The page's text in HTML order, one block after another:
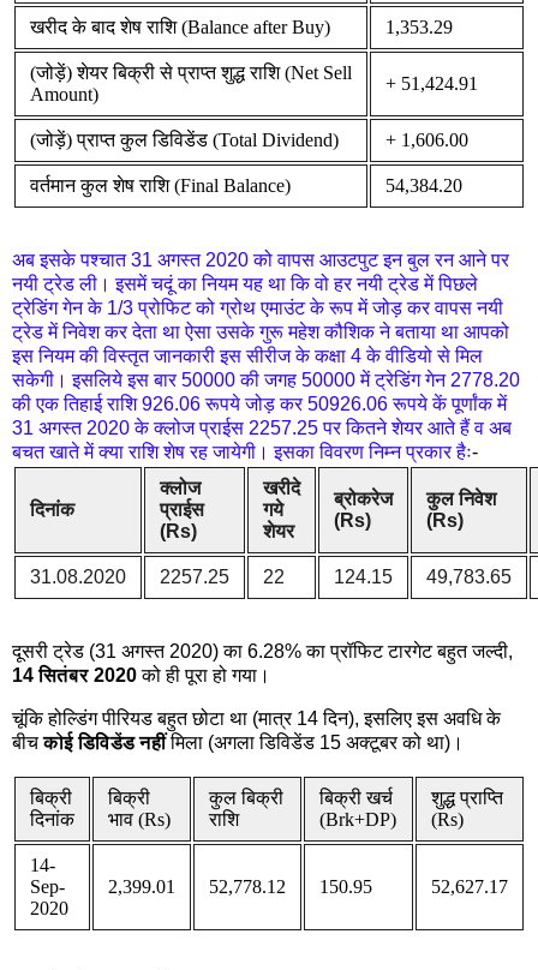
खरीद के बाद शेष राशि (Balance after Buy) 1,353.29
(जोड़ें) शेयर बिक्री से प्राप्त शुद्ध राशि (Net Sell
Amount)
+ 51,424.91
(जोड़ें) प्राप्त कुल डिविडेंड (Total Dividend) + 1,606.00
वर्तमान कुल शेष राशि (Final Balance) 54,384.20
अब इसके पश्चात 31 अगस्त 2020 को वापस आउटपुट इन बुल रन आने पर
नयी ट्रेड ली। इसमें चदूं का नियम यह था कि वो हर नयी ट्रेड में पिछले
ट्रेडिंग गेन के 1/3 प्रोफिट को ग्रोथ एमाउंट के रूप में जोड़ कर वापस नयी
ट्रेड में निवेश कर देता था ऐसा उसके गुरू महेश कौशिक ने बताया था आपको
इस नियम की विस्तृत जानकारी इस सीरीज के कक्षा 4 के वीडियो से मिल
सकेगी। इसलिये इस बार 50000 की जगह 50000 में ट्रेडिंग गेन 2778.20
की एक तिहाई राशि 926.06 रूपये जोड़ कर 50926.06 रूपये कें पूर्णांक में
31 अगस्त 2020 के क्लोज प्राईस 2257.25 पर कितने शेयर आते हैं व अब
बचत खाते में क्या राशि शेष रह जायेगी। इसका विवरण निम्न प्रकार हैः-
दिनांक
क्लोज
प्राईस
(Rs)
खरीदे
गये
शेयर
ब्रोकरेज
(Rs)
कुल निवेश
(Rs)
31.08.2020 2257.25 22 124.15 49,783.65
दूसरी ट्रेड (31 अगस्त 2020) का 6.28% का प्रॉफिट टारगेट बहुत जल्दी,
14 सितंबर 2020को ही पूरा हो गया।
चूंकि होल्डिंग पीरियड बहुत छोटा था (मात्र 14 दिन), इसलिए इस अवधि के
बीचकोई डिविडेंड नहींमिला (अगला डिविडेंड 15 अक्टूबर को था)।
बिक्री
दिनांक
बिक्री
भाव (Rs)
कुल बिक्री
राशि
बिक्री खर्च
(Brk+DP)
शुद्ध प्राप्ति
(Rs)
14-
Sep-
2020
2,399.01 52,778.12 150.95 52,627.17